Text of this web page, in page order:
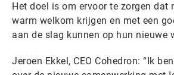
Het doel is om ervoor te zorgen dat
warm welkom krijgen en met een
aan de slag kunnen op hun nieuwe
Jeroen Ekkel, CEO Cohedron: “Ik